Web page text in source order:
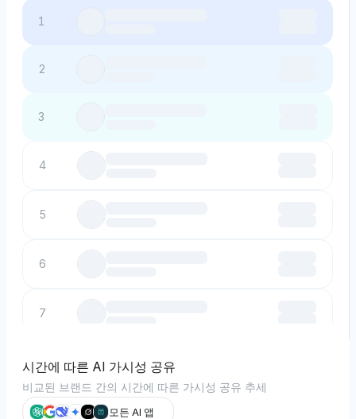
1
2
3
4
5
6
7
8
9
시간에 따른 AI 가시성 공유
비교된 브랜드 간의 시간에 따른 가시성 공유 추세
모든 AI 앱